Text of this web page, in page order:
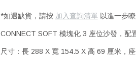
*如遇缺貨，請按 加入查詢清單 以進一步
CONNECT SOFT 模塊化 3 座位沙發，配
尺寸：長 288 X 寬 154.5 X 高 69 厘米，